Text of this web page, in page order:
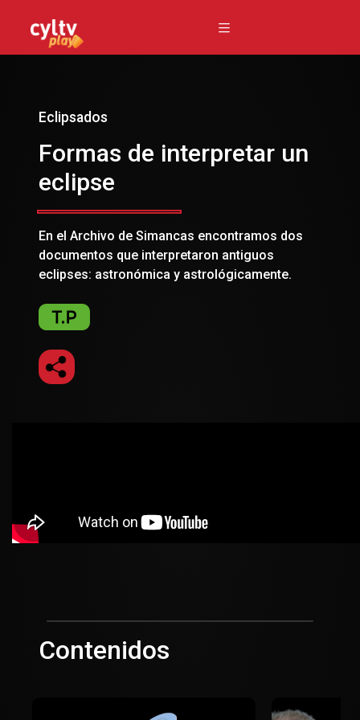
Eclipsados
Formas de interpretar un
eclipse
En el Archivo de Simancas encontramos dos
documentos que interpretaron antiguos
eclipses: astronómica y astrológicamente.
Contenidos